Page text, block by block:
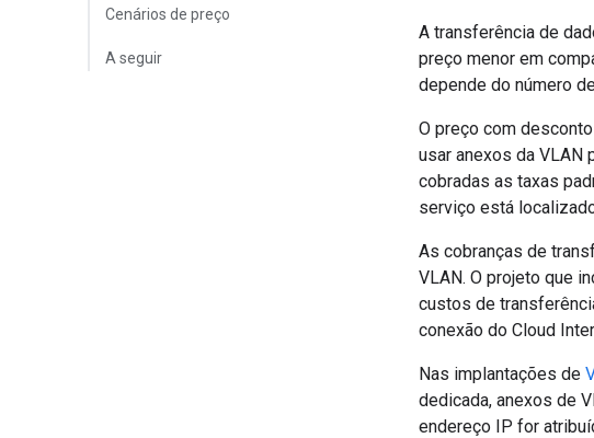
Cenários de preço
A seguir
A transferência de
preço menor em
depende do número
O preço com
usar anexos da VLAN
cobradas as taxas
serviço está
As cobranças de
VLAN. O projeto que
custos de
conexão do Cloud
Nas implantações de
dedicada, anexos de
endereço IP for